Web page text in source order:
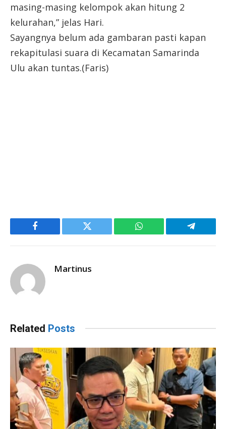
masing-masing kelompok akan hitung 2
kelurahan,” jelas Hari.
Sayangnya belum ada gambaran pasti kapan
rekapitulasi suara di Kecamatan Samarinda
Ulu akan tuntas.(Faris)
Facebook Twitter WhatsApp Telegram
Martinus
Related Posts